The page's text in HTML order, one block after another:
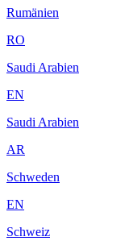
Rumänien
RO
Saudi Arabien
EN
Saudi Arabien
AR
Schweden
EN
Schweiz